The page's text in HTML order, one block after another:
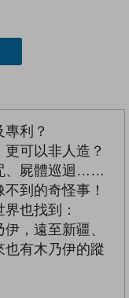
利？
可以非人造？
、屍體巡迴……
到的奇怪事！
也找到：
，遠至新疆、
也有木乃伊的蹤